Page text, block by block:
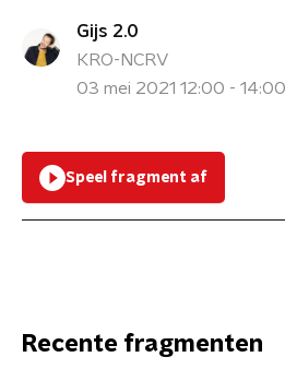
Gijs 2.0
KRO-NCRV
03 mei 2021 12:00 - 14:00
Speel fragment af
Recente fragmenten